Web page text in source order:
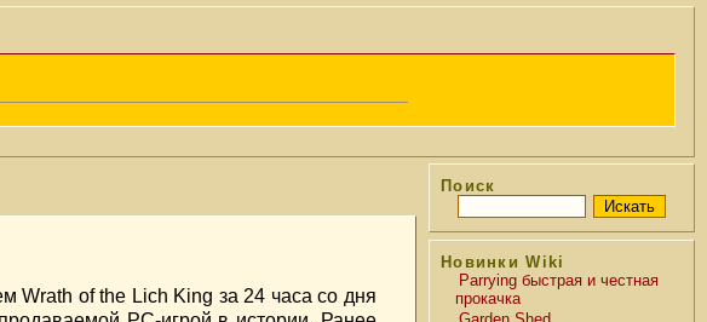
Поиск
Новинки Wiki
Parrying быстрая и честная
прокачка
Wrath of the Lich King за 24 часа со дня